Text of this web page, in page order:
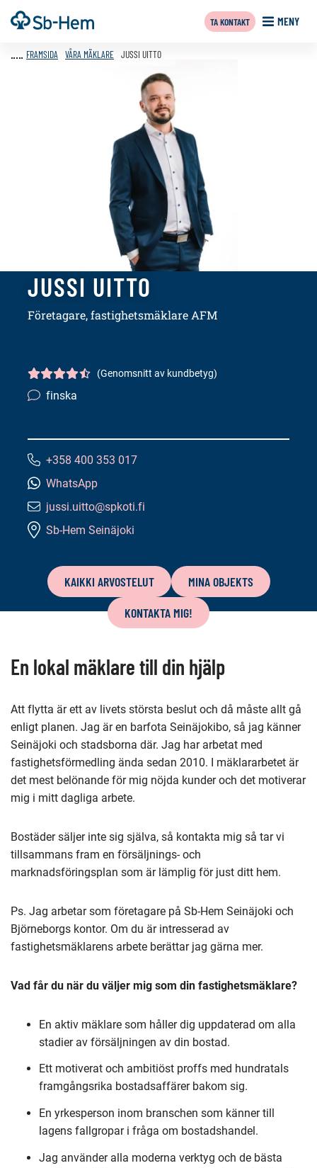
Till
innehållet
Framsida MENY
TA KONTAKT
FRAMSIDA VÅRA MÄKLARE JUSSI UITTO
JUSSI UITTO
Företagare, fastighetsmäklare AFM
Kundbetyg
4.5/5
(Genomsnitt av kundbetyg)
Språkkunskaper:
finska
Telefonnummer:
+358 400 353 017
WhatsApp
E-
postadress:
jussi.uitto@spkoti.fi
Sb-Hem Seinäjoki
denna
KAIKKI ARVOSTELUT
MINA OBJEKTS
KONTAKTA MIG!
En lokal mäklare till din hjälp
Att flytta är ett av livets största beslut och då måste allt gå
enligt planen. Jag är en barfota Seinäjokibo, så jag känner
Seinäjoki och stadsborna där. Jag har arbetat med
fastighetsförmedling ända sedan 2010. I mäklararbetet är
det mest belönande för mig nöjda kunder och det motiverar
mig i mitt dagliga arbete.
Bostäder säljer inte sig själva, så kontakta mig så tar vi
tillsammans fram en försäljnings- och
marknadsföringsplan som är lämplig för just ditt hem.
Ps. Jag arbetar som företagare på Sb-Hem Seinäjoki och
Björneborgs kontor. Om du är intresserad av
fastighetsmäklarens arbete berättar jag gärna mer.
Vad får du när du väljer mig som din fastighetsmäklare?
En aktiv mäklare som håller dig uppdaterad om alla
stadier av försäljningen av din bostad.
Ett motiverat och ambitiöst proffs med hundratals
framgångsrika bostadsaffärer bakom sig.
En yrkesperson inom branschen som känner till
lagens fallgropar i fråga om bostadshandel.
Jag använder alla moderna verktyg och de bästa